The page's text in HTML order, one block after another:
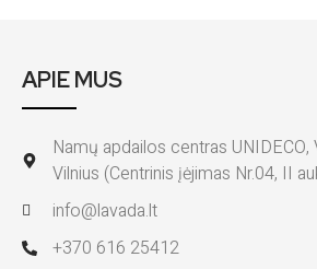
APIE MUS
Namų apdailos centras UNIDECO,
Vilnius (Centrinis įėjimas Nr.04, II
info@lavada.lt
+370 616 25412